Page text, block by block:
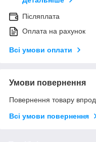
Післяплата
Оплата на рахунок
Всі умови оплати
Умови повернення
Повернення товару
Всі умови повернення